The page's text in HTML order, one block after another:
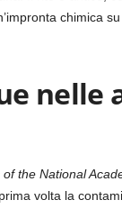
chimica
nelle
the National
volta la